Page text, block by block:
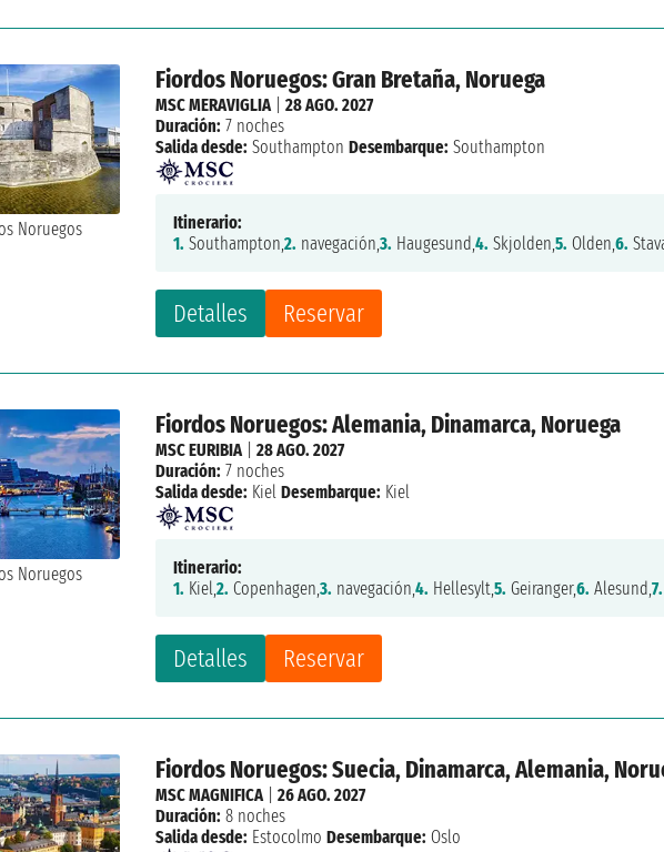
Fiordos Noruegos: Gran Bretaña, Noruega
Detalles Reservar
MSC MERAVIGLIA |28 AGO. 2027
Duración: 7 noches
Salida desde: Southampton Desembarque: Southampton
Itinerario:
1. Southampton,2. navegación,3. Haugesund,4. Skjolden,5. Olden,6.
Fiordos Noruegos: Alemania, Dinamarca, Noruega
Detalles Reservar
MSC EURIBIA |28 AGO. 2027
Duración: 7 noches
Salida desde: Kiel Desembarque: Kiel
Itinerario:
1. Kiel,2. Copenhagen,3. navegación,4. Hellesylt,5. Geiranger,6. Alesund,7.
Fiordos Noruegos: Suecia, Dinamarca, Alemania,
MSC MAGNIFICA |26 AGO. 2027
Duración: 8 noches
Salida desde: Estocolmo Desembarque: Oslo